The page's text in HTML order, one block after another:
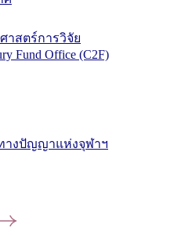
สตร์การวิจัย
Fund Office (C2F)
างปัญญาแห่งจุฬาฯ